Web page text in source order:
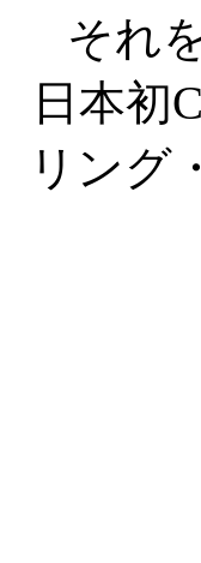
それ
日本初
リング